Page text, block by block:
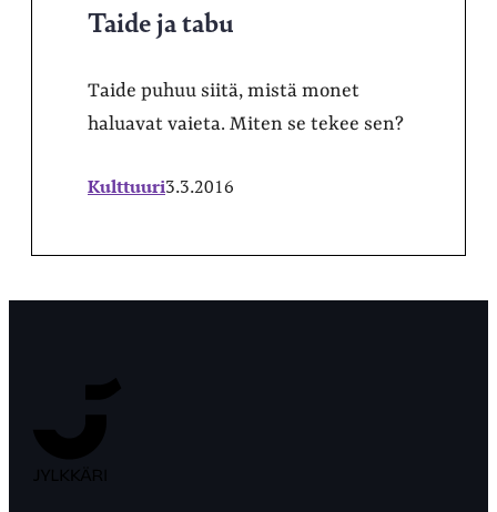
Taide ja tabu
Taide puhuu siitä, mistä monet
haluavat vaieta. Miten se tekee sen?
Kulttuuri3.3.2016